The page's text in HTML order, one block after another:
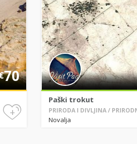
70
+
Paški trokut
PRIRODA I DIVLJINA /
Novalja